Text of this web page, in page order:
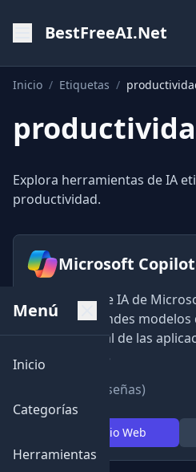
BestFreeAI.Net
Menú
Inicio
Categorías
Herramientas
Inicio / Etiquetas /
Explora herramientas de IA
productividad.
Microsoft Copilot
El asistente de IA de
poder de grandes
en tiempo real de las
Microsoft 365
(652 reseñas)
Visitar Sitio Web